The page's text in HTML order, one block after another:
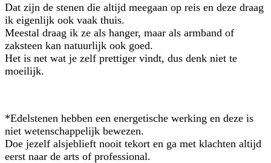
Dat zijn de stenen die altijd meegaan op reis en deze draag
ik eigenlijk ook vaak thuis.
Meestal draag ik ze als hanger, maar als armband of
zaksteen kan natuurlijk ook goed.
Het is net wat je zelf prettiger vindt, dus denk niet te
moeilijk.
*Edelstenen hebben een energetische werking en deze is
niet wetenschappelijk bewezen.
Doe jezelf alsjeblieft nooit tekort en ga met klachten altijd
eerst naar de arts of professional.